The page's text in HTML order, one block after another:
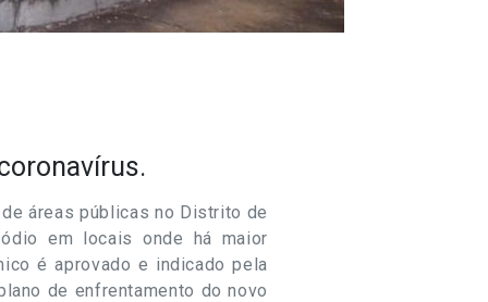
áreas públicas no Distrito de
em locais onde há maior
é aprovado e indicado pela
de enfrentamento do novo